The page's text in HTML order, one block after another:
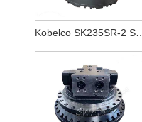
Kobelco SK235SR-2 SK250-8